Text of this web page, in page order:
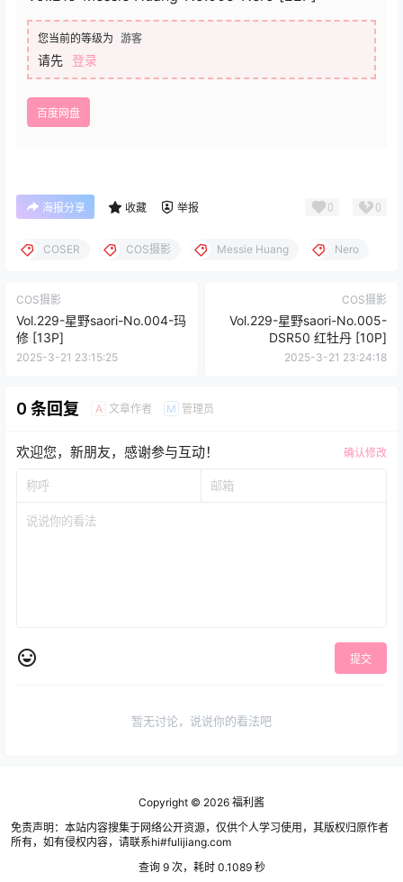
您当前的等级为 游客
请先 登录
百度网盘
海报分享 收藏 举报 0 0
COSER COS摄影 Messie Huang Nero
COS摄影
Vol.229-星野saori-No.004-玛
修 [13P]
2025-3-21 23:15:25
COS摄影
Vol.229-星野saori-No.005-
DSR50 红牡丹 [10P]
2025-3-21 23:24:18
0 条回复 A 文章作者 M 管理员
欢迎您，新朋友，感谢参与互动！ 确认修改
提交
暂无讨论，说说你的看法吧
Copyright © 2026 福利酱
免责声明：本站内容搜集于网络公开资源，仅供个人学习使用，其版权归原作者
所有，如有侵权内容，请联系hi#fulijiang.com
查询 9 次，耗时 0.1089 秒